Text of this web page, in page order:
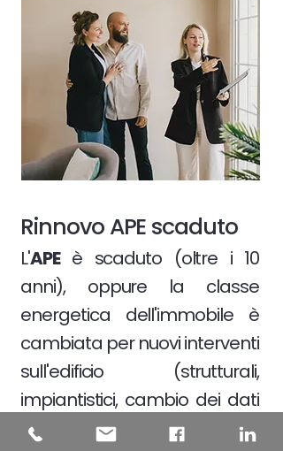
Rinnovo APE scaduto
L'APEè scaduto (oltre i 10
anni), oppure la classe
energetica dell'immobile è
cambiata per nuovi interventi
sull'edificio (strutturali,
impiantistici, cambio dei dati
catastali)